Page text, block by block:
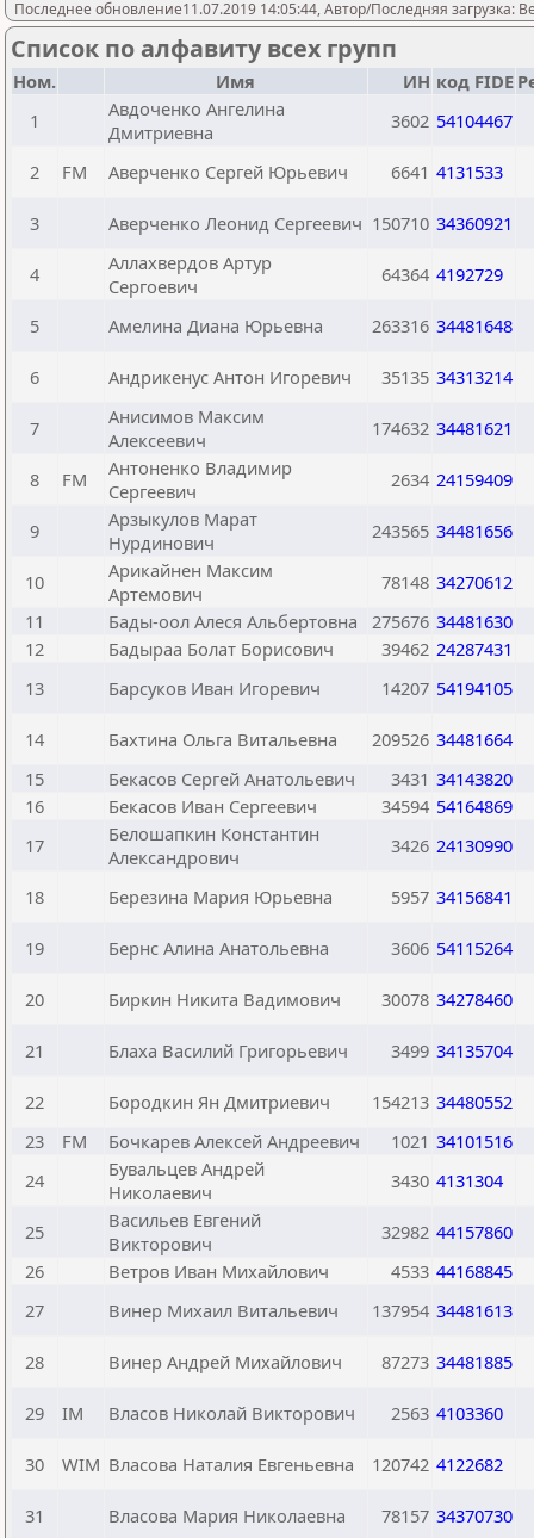
Последнее обновление11.07.2019 14:05:44, Автор/Последняя загрузка:
Список по алфавиту всех групп
Ном. Имя ИН код FIDE
1
Авдоченко Ангелина
Дмитриевна
3602 54104467
2 FM Аверченко Сергей Юрьевич 6641 4131533
3 Аверченко Леонид Сергеевич 150710 34360921
4
Аллахвердов Артур
Сергоевич
64364 4192729
5 Амелина Диана Юрьевна 263316 34481648
6 Андрикенус Антон Игоревич 35135 34313214
7
Анисимов Максим
Алексеевич
174632 34481621
8 FM
Антоненко Владимир
Сергеевич
2634 24159409
9
Арзыкулов Марат
Нурдинович
243565 34481656
10
Арикайнен Максим
Артемович
78148 34270612
11
Бады-оол Алеся Альбертовна 275676 34481630
12
Бадыраа Болат Борисович 39462 24287431
13
Барсуков Иван Игоревич 14207 54194105
14 Бахтина Ольга Витальевна 209526 34481664
15
Бекасов Сергей Анатольевич 3431 34143820
16
Бекасов Иван Сергеевич 34594 54164869
17
Белошапкин Константин
Александрович
3426 24130990
18 Березина Мария Юрьевна 5957 34156841
19 Бернс Алина Анатольевна 3606 54115264
20 Биркин Никита Вадимович 30078 34278460
21 Блаха Василий Григорьевич 3499 34135704
22 Бородкин Ян Дмитриевич 154213 34480552
23
FM Бочкарев Алексей Андреевич 1021 34101516
24
Бувальцев Андрей
Николаевич
3430 4131304
25
Васильев Евгений
Викторович
32982 44157860
26
Ветров Иван Михайлович 4533 44168845
27
Винер Михаил Витальевич 137954 34481613
28 Винер Андрей Михайлович 87273 34481885
29 IM Власов Николай Викторович 2563 4103360
30 WIM Власова Наталия Евгеньевна 120742 4122682
31 Власова Мария Николаевна 78157 34370730